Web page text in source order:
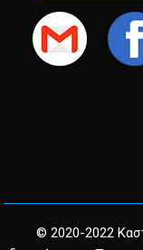
© 2020-2022